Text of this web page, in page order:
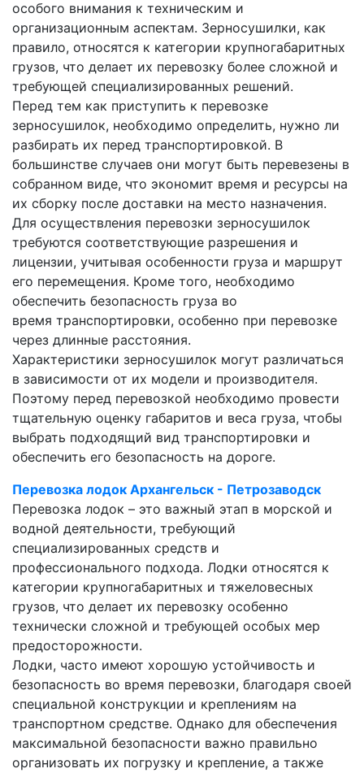
особого внимания к техническим и
организационным аспектам. Зерносушилки, как
правило, относятся к категории крупногабаритных
грузов, что делает их перевозку более сложной и
требующей специализированных решений.
Перед тем как приступить к перевозке
зерносушилок, необходимо определить, нужно ли
разбирать их перед транспортировкой. В
большинстве случаев они могут быть перевезены в
собранном виде, что экономит время и ресурсы на
их сборку после доставки на место назначения.
Для осуществления перевозки зерносушилок
требуются соответствующие разрешения и
лицензии, учитывая особенности груза и маршрут
его перемещения. Кроме того, необходимо
обеспечить безопасность груза во
время транспортировки, особенно при перевозке
через длинные расстояния.
Характеристики зерносушилок могут различаться
в зависимости от их модели и производителя.
Поэтому перед перевозкой необходимо провести
тщательную оценку габаритов и веса груза, чтобы
выбрать подходящий вид транспортировки и
обеспечить его безопасность на дороге.
Перевозка лодок Архангельск - Петрозаводск
Перевозка лодок – это важный этап в морской и
водной деятельности, требующий
специализированных средств и
профессионального подхода. Лодки относятся к
категории крупногабаритных и тяжеловесных
грузов, что делает их перевозку особенно
технически сложной и требующей особых мер
предосторожности.
Лодки, часто имеют хорошую устойчивость и
безопасность во время перевозки, благодаря своей
специальной конструкции и креплениям на
транспортном средстве. Однако для обеспечения
максимальной безопасности важно правильно
организовать их погрузку и крепление, а также